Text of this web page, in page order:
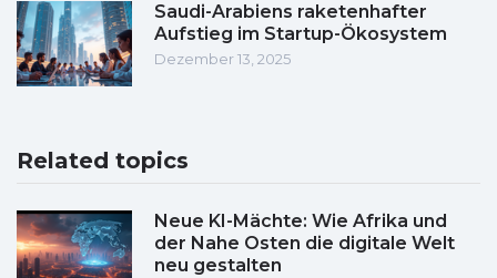
Saudi-Arabiens raketenhafter
Aufstieg im Startup-Ökosystem
Dezember 13, 2025
Related topics
Neue KI-Mächte: Wie Afrika und
der Nahe Osten die digitale Welt
neu gestalten